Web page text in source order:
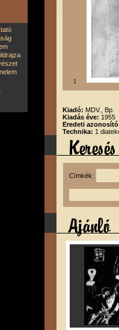
,
1
Kiadó: MDV., Bp.
Kiadás éve: 1955
Eredeti
Technika: 1
Címkék: